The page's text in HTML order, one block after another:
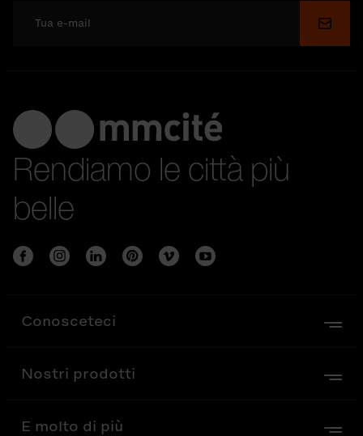
Invia
Rendiamo le città più
belle
Conosceteci
Nostri prodotti
E molto di più